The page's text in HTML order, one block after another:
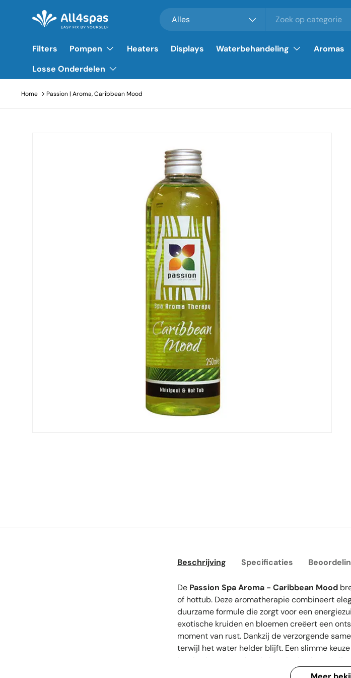
Ga naar inhoud Alles
Filters Pompen Heaters Displays Waterbehandeling
Aromas
Losse Onderdelen
Home Passion | Aroma, Caribbean Mood
Beschrijving Specificaties
De Passion Spa Aroma - Caribbean Mood
of hottub. Deze aromatherapie combineert
duurzame formule die zorgt voor een
exotische kruiden en bloemen creëert een
moment van rust. Dankzij de verzorgende
terwijl het water helder blijft. Een slimme
inspiratie en een vleugje luxe in de eigen